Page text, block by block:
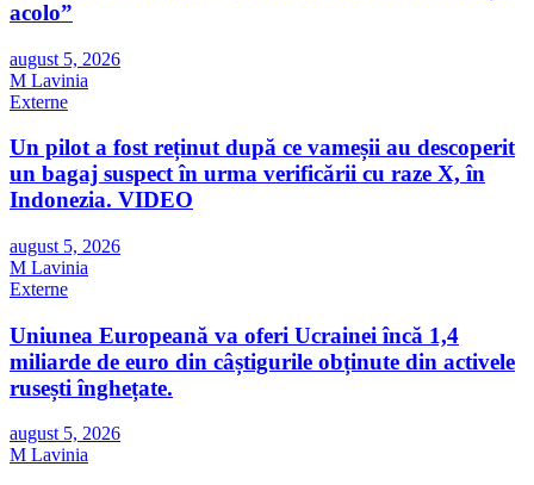
acolo”
august 5, 2026
M Lavinia
Externe
Un pilot a fost reținut după ce vameșii au descoperit
un bagaj suspect în urma verificării cu raze X, în
Indonezia. VIDEO
august 5, 2026
M Lavinia
Externe
Uniunea Europeană va oferi Ucrainei încă 1,4
miliarde de euro din câștigurile obținute din activele
rusești înghețate.
august 5, 2026
M Lavinia